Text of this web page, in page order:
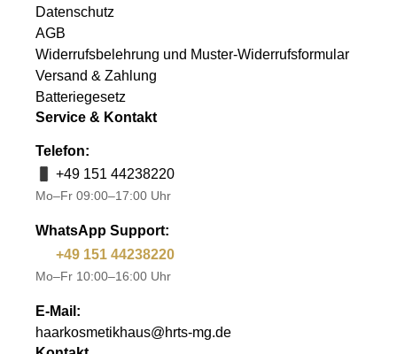
Datenschutz
AGB
Widerrufsbelehrung und Muster-Widerrufsformular
Versand & Zahlung
Batteriegesetz
Service & Kontakt
Telefon:
+49 151 44238220
Mo–Fr 09:00–17:00 Uhr
WhatsApp Support:
+49 151 44238220
Mo–Fr 10:00–16:00 Uhr
E-Mail:
haarkosmetikhaus@hrts-mg.de